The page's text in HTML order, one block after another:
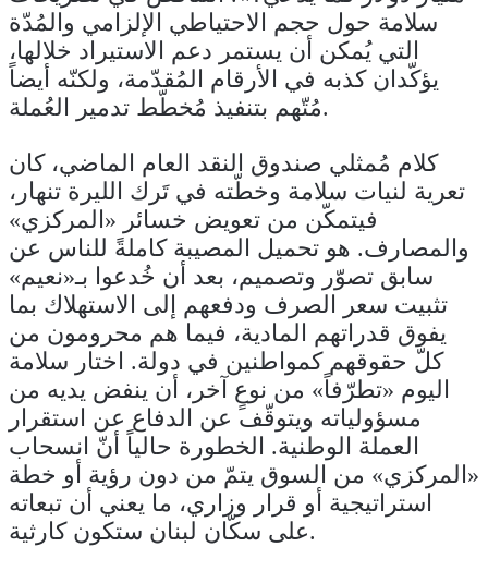
سلامة حول حجم الاحتياطي الإلزامي والمُدّة
التي يُمكن أن يستمر دعم الاستيراد خلالها،
يؤكّدان كذبه في الأرقام المُقدّمة، ولكنّه أيضاً
مُتّهم بتنفيذ مُخطّط تدمير العُملة.
كلام مُمثلي صندوق النقد العام الماضي، كان
تعرية لنيات سلامة وخطّته في تَرك الليرة تنهار،
فيتمكّن من تعويض خسائر «المركزي»
والمصارف. هو تحميل المصيبة كاملةً للناس عن
سابق تصوّر وتصميم، بعد أن خُدعوا بـ«نعيم»
تثبيت سعر الصرف ودفعهم إلى الاستهلاك بما
يفوق قدراتهم المادية، فيما هم محرومون من
كلّ حقوقهم كمواطنين في دولة. اختار سلامة
اليوم «تطرّفاً» من نوعٍ آخر، أن ينفض يديه من
مسؤولياته ويتوقّف عن الدفاع عن استقرار
العملة الوطنية. الخطورة حالياً أنّ انسحاب
«المركزي» من السوق يتمّ من دون رؤية أو خطة
استراتيجية أو قرار وزاري، ما يعني أن تبعاته
على سكّان لبنان ستكون كارثية.